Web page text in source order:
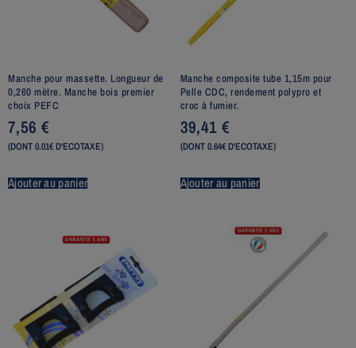
Manche pour massette. Longueur de
0,260 mètre. Manche bois premier
choix PEFC
7,56 €
(DONT 0.01€ D'ECOTAXE)
Ajouter au panier
Manche composite tube 1,15m pour
Pelle CDC, rendement polypro et
croc à fumier.
39,41 €
(DONT 0.64€ D'ECOTAXE)
Ajouter au panier